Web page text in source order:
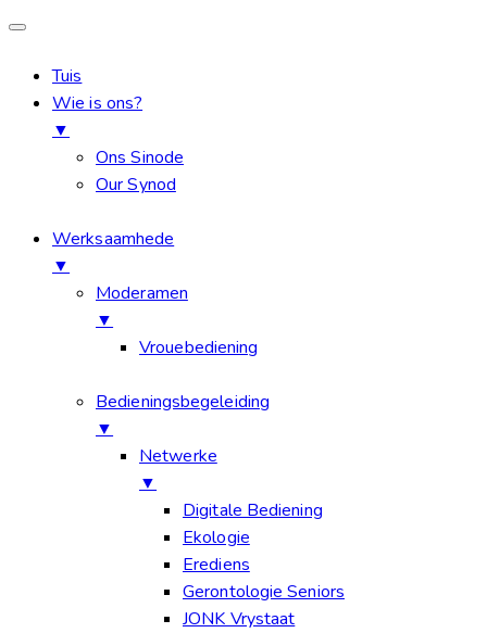
Tuis
Wie is ons?
▼
Ons Sinode
Our Synod
Werksaamhede
▼
Moderamen
▼
Vrouebediening
Bedieningsbegeleiding
▼
Netwerke
▼
Digitale Bediening
Ekologie
Erediens
Gerontologie Seniors
JONK Vrystaat